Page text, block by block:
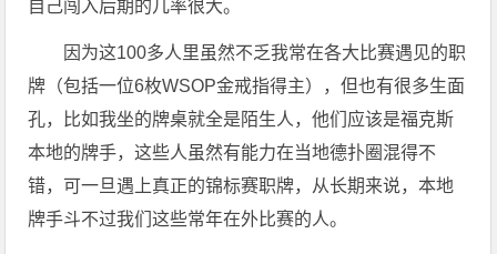
自己闯入后期的几率很大。
因为这100多人里虽然不乏我常在各大比赛遇见的职
牌（包括一位6枚WSOP金戒指得主），但也有很多生面
孔，比如我坐的牌桌就全是陌生人，他们应该是福克斯
本地的牌手，这些人虽然有能力在当地德扑圈混得不
错，可一旦遇上真正的锦标赛职牌，从长期来说，本地
牌手斗不过我们这些常年在外比赛的人。